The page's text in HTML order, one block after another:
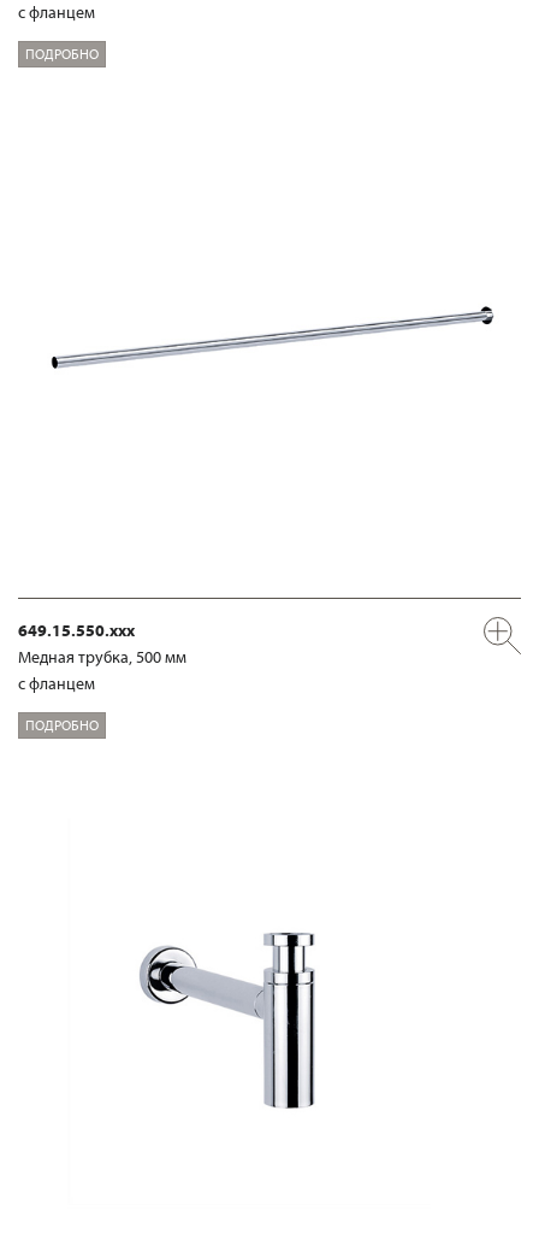
с фланцем
ПОДРОБНО
649.15.550.xxx
Медная трубка, 500 мм
с фланцем
ПОДРОБНО